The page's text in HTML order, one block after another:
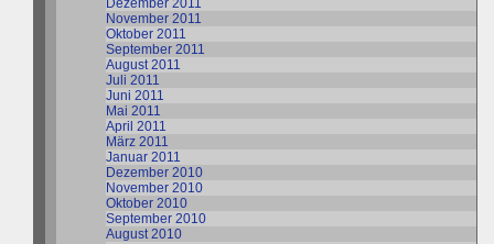
Dezember 2011
November 2011
Oktober 2011
September 2011
August 2011
Juli 2011
Juni 2011
Mai 2011
April 2011
März 2011
Januar 2011
Dezember 2010
November 2010
Oktober 2010
September 2010
August 2010